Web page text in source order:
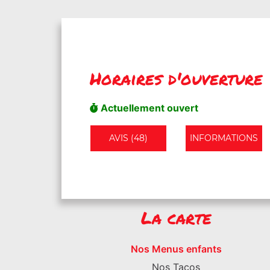
Horaires d'ouverture
Actuellement ouvert
AVIS (48) INFORMATIONS
La carte
Nos Menus enfants
Nos Tacos